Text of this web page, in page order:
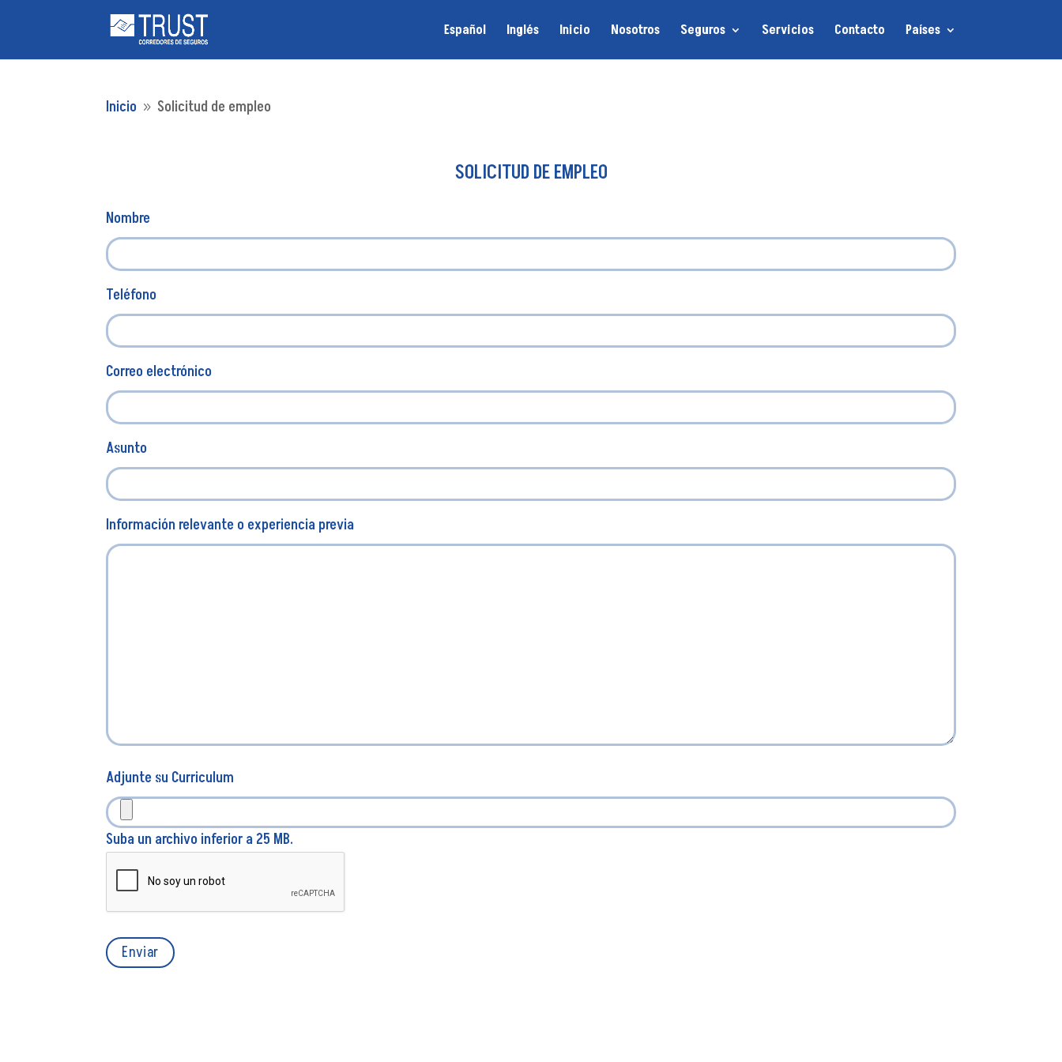
Español Inglés Inicio Nosotros Seguros Servicios Contacto Países
Inicio 9 Solicitud de empleo
SOLICITUD DE EMPLEO
Nombre
Teléfono
Correo electrónico
Asunto
Información relevante o experiencia previa
Adjunte su Curriculum
Suba un archivo inferior a 25 MB.